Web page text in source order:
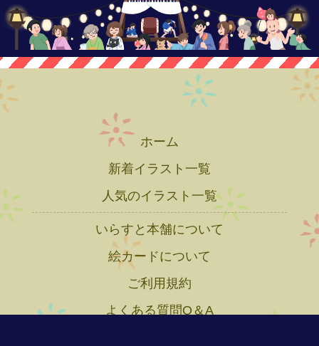
ホーム
新着イラスト一覧
人気のイラスト一覧
いらすと本舗について
絵カードについて
ご利用規約
よくある質問Q＆A